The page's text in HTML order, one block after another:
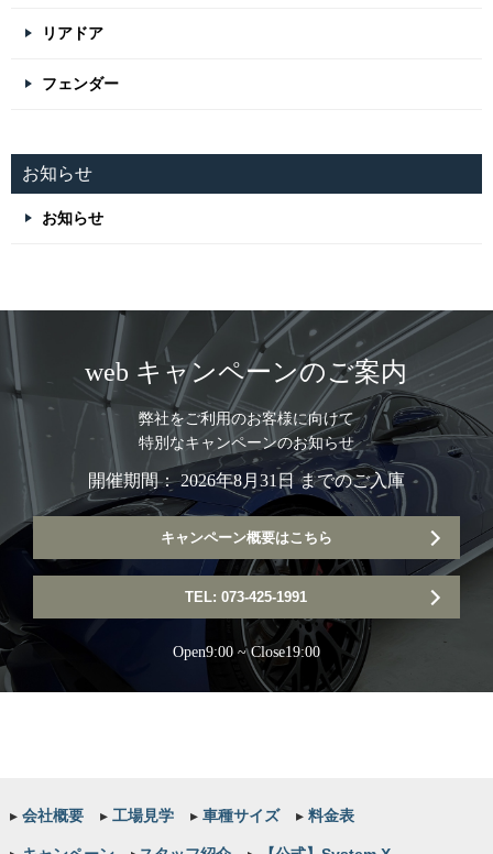
リアドア
フェンダー
お知らせ
お知らせ
web キャンペーンのご案内
弊社をご利用のお客様に向けて
特別なキャンペーンのお知らせ
開催期間： 2026年8月31日 までのご入庫
キャンペーン概要はこちら
TEL: 073-425-1991
Open9:00 ~ Close19:00
▸会社概要 ▸工場見学 ▸車種サイズ ▸料金表